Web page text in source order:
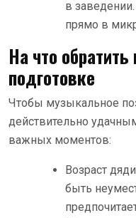
в
прямо в
На что
подготовке
Чтобы музыкальное
действительно
важных моментов:
Возраст
быть